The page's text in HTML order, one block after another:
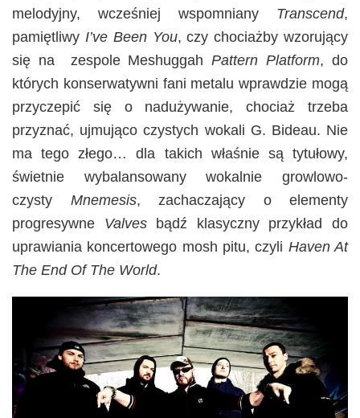
melodyjny, wcześniej wspomniany Transcend,
pamiętliwy I’ve Been You, czy chociażby wzorujący
się na zespole MeshuggahPattern Platform, do
których konserwatywni fani metalu wprawdzie mogą
przyczepić się o nadużywanie, chociaż trzeba
przyznać, ujmująco czystych wokali G. Bideau. Nie
ma tego złego… dla takich właśnie są tytułowy,
świetnie wybalansowany wokalnie growlowo-
czysty Mnemesis, zachaczający o elementy
progresywne Valvesbądź klasyczny przykład do
uprawiania koncertowego mosh pitu, czyli Haven At
The End Of The World.